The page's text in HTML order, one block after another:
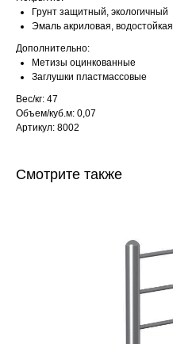
Грунт защитный, экологичный
Эмаль акриловая, водостойкая
Дополнительно:
Метизы оцинкованные
Заглушки пластмассовые
Вес/кг: 47
Объем/куб.м: 0,07
Артикул: 8002
Смотрите также